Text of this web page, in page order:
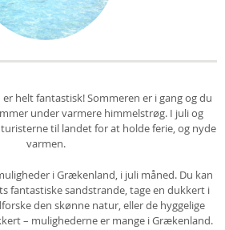
er helt fantastisk! Sommeren er i gang og du
under varmere himmelstrøg. I juli og
til landet for at holde ferie, og nyde
varmen.
i Grækenland, i juli måned. Du kan
fantastiske sandstrande, tage en dukkert i
den skønne natur, eller de hyggelige
– mulighederne er mange i Grækenland.